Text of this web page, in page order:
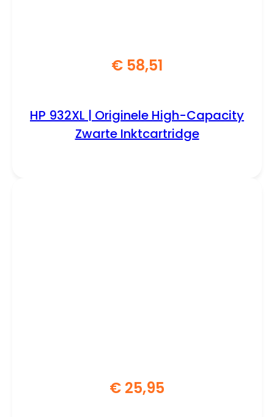
€ 58,51
HP 932XL | Originele High-Capacity
Zwarte Inktcartridge
€ 25,95